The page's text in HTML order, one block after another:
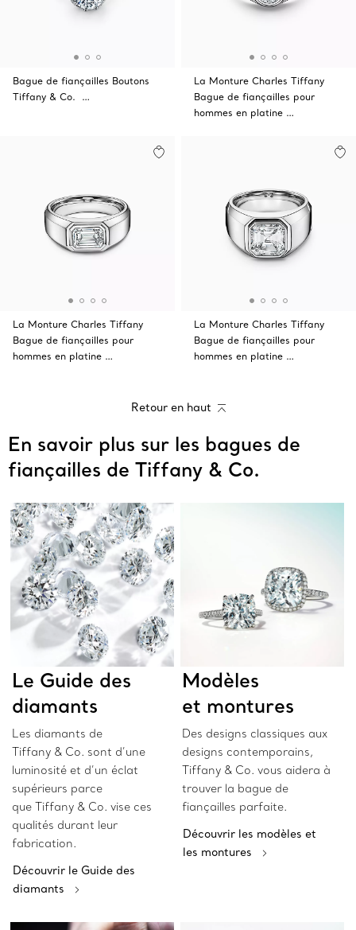
Bague de fiançailles Boutons
Tiffany & Co. …
La Monture Charles Tiffany
Bague de fiançailles pour
hommes en platine …
La Monture Charles Tiffany
Bague de fiançailles pour
hommes en platine …
La Monture Charles Tiffany
Bague de fiançailles pour
hommes en platine …
Retour en haut
En savoir plus sur les bagues de
fiançailles de Tiffany & Co.
Le Guide des
diamants
Les diamants de
Tiffany & Co. sont d’une
luminosité et d’un éclat
supérieurs parce
que Tiffany & Co. vise ces
qualités durant leur
fabrication.
Découvrir le Guide des
diamants
Modèles
et montures
Des designs classiques aux
designs contemporains,
Tiffany & Co. vous aidera à
trouver la bague de
fiançailles parfaite.
Découvrir les modèles et
les montures